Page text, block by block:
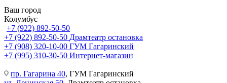
Ваш город
Колумбус
+7 (922) 892-50-50
+7 (922) 892-50-50 Драмтеатр остановка
+7 (908) 320-10-00 ГУМ Гагаринский
+7 (995) 310-30-50 Интернет-магазин
пр. Гагарина 40, ГУМ Гагаринский